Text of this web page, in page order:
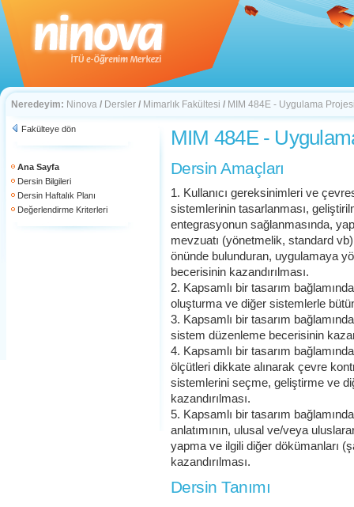
Neredeyim: Ninova / Dersler / Mimarlık Fakültesi / MIM 484E - Uygulama
Fakülteye dön
Ana Sayfa
Dersin Bilgileri
Dersin Haftalık Planı
Değerlendirme Kriterleri
MIM 484E -
Dersin Amaçları
1. Kullanıcı gereksinimleri ve
sistemlerinin tasarlanması,
entegrasyonun sağlanmasında,
mevzuatı (yönetmelik, standard
önünde bulunduran, uygulamaya
becerisinin kazandırılması.
2. Kapsamlı bir tasarım
oluşturma ve diğer sistemlerle
3. Kapsamlı bir tasarım
sistem düzenleme becerisinin
4. Kapsamlı bir tasarım
ölçütleri dikkate alınarak çevre
sistemlerini seçme, geliştirme ve
kazandırılması.
5. Kapsamlı bir tasarım
anlatımının, ulusal ve/veya
yapma ve ilgili diğer dökümanları
kazandırılması.
Dersin Tanımı